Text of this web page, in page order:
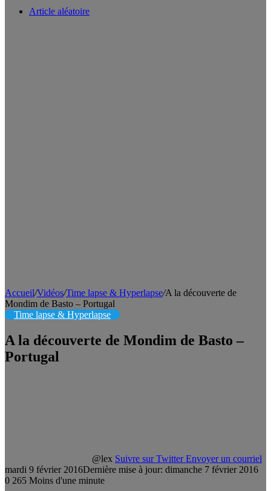
Article aléatoire
Accueil/Vidéos/Time lapse & Hyperlapse/A la découverte de
Mondim de Basto – Portugal
Time lapse & Hyperlapse
A la découverte de Mondim de Basto –
Portugal
@lex Suivre sur Twitter Envoyer un courriel
mardi 9 février 2016Dernière mise à jour: dimanche 7 février 2016
0 265 Moins d'une minute